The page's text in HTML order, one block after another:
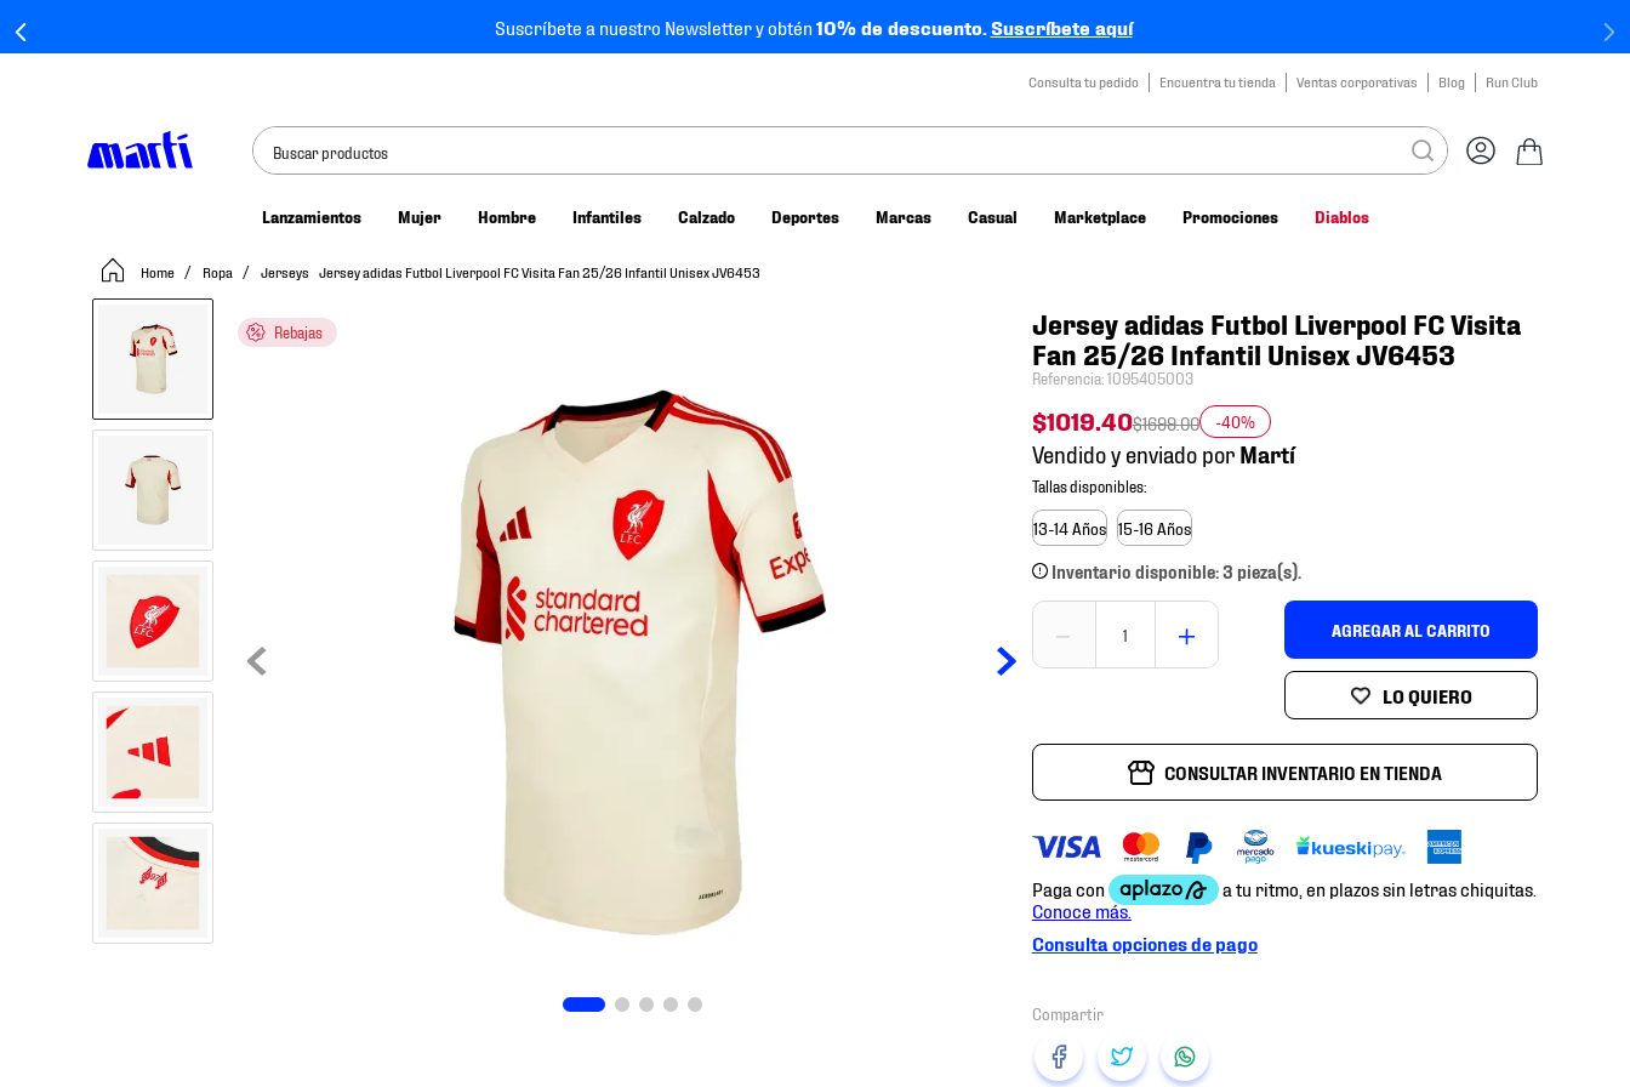
Suscríbete a nuestro Newsletter y obtén10% de descuento.Suscríbete aquí
Consulta tu pedido Encuentra tu tienda Ventas corporativas Blog Run Club
Buscar productos
Lanzamientos Mujer Hombre Infantiles Calzado Deportes Marcas Casual Marketplace Promociones Diablos
Ropa Jerseys Jersey adidas Futbol Liverpool FC Visita Fan 25/26 Infantil Unisex JV6453
Rebajas
Jersey adidas Futbol Liverpool FC Visita
Fan 25/26 Infantil Unisex JV6453
Referencia:1095405003
$1019.40$1699.00 -40%
Vendido y enviado por
13-14 Años 15-16 Años
Inventario disponible: 3 pieza(s).
＋
－ AGREGAR AL CARRITO
CONSULTAR INVENTARIO EN TIENDA
Consulta opciones de pago
tenis mujer
tenis hombre
tenis niño
tenis nike